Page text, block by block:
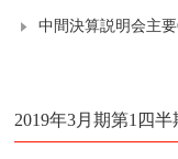
中間決算説明会主
2019年3月期第1四半